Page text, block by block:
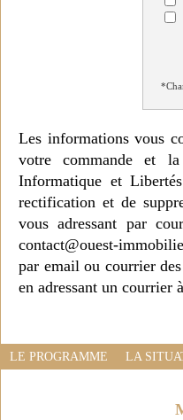
Les informations vous
votre commande et
Informatique et
rectification et de
vous adressant par
contact@ouest-
par email ou courrier
en adressant un courrier
LE PROGRAMME LA